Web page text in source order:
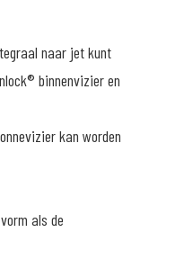
naar jet kunt
binnenvizier en
kan worden
als de